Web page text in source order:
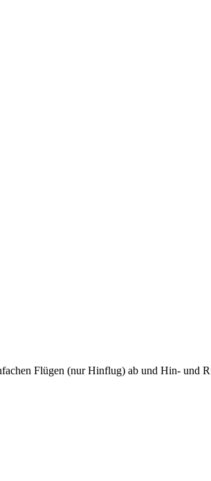
Flügen (nur Hinflug) ab und Hin- und